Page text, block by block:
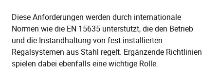
Diese Anforderungen werden durch internationale
Normen wie die EN 15635 unterstützt, die den Betrieb
und die Instandhaltung von fest installierten
Regalsystemen aus Stahl regelt. Ergänzende Richtlinien
spielen dabei ebenfalls eine wichtige Rolle.